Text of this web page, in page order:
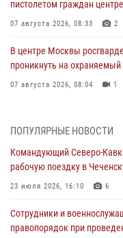
пистолетом граждан
07 августа 2026, 08:33 2
В центре Москвы
проникнуть на
07 августа 2026, 08:04 1
специальной военной
07 августа 2026, 07:53
При содействии СОБР
07 августа 2026, 07:51
ПОПУЛЯРНЫЕ НОВОСТИ
Командующий Северо-
рабочую поездку в
23 июля 2026, 16:10 6
Сотрудники и
правопорядок при